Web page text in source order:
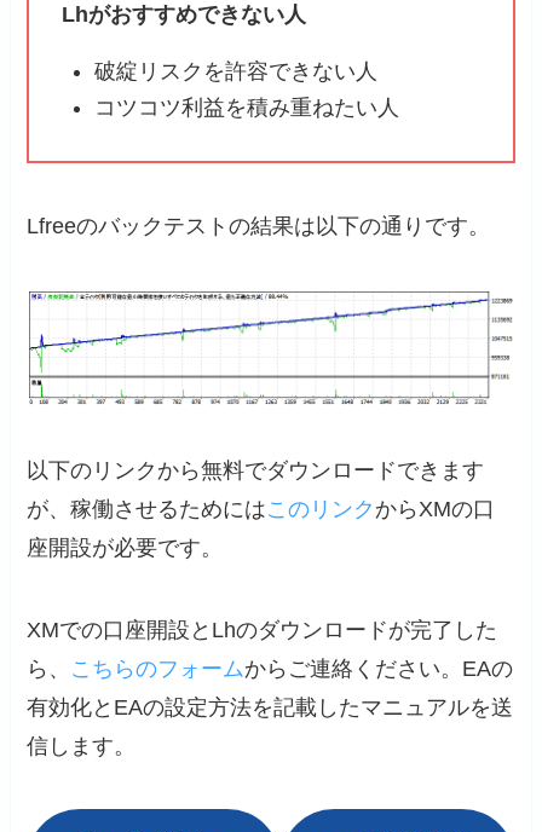
Lhがおすすめできない人
破綻リスクを許容できない人
コツコツ利益を積み重ねたい人
Lfreeのバックテストの結果は以下の通りです。
以下のリンクから無料でダウンロードできます
が、稼働させるためにはこのリンク からXMの口
座開設が必要です。
XMでの口座開設とLhのダウンロードが完了した
ら、 こちらのフォームからご連絡ください。EAの
有効化とEAの設定方法を記載したマニュアルを送
信します。